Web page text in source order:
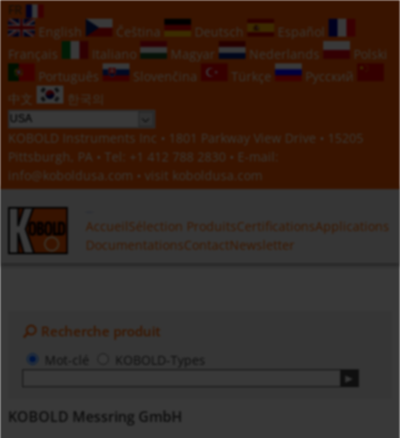
English
Čeština Deutsch
Español
Français
Italiano Magyar Nederlands
Polski
Português
Slovenčina Türkçe
Русский
中文
한국의
KOBOLD Instruments Inc • 1801 Parkway View Drive • 15205
Pittsburgh, PA • Tel:
+1 412 788 2830 • E-mail:
info@koboldusa.com • visit koboldusa.com
Accueil Sélection Produits CertificationsApplications
Documentations ContactNewsletter
Recherche produit
Mot-clé KOBOLD-Types
KOBOLD Messring GmbH